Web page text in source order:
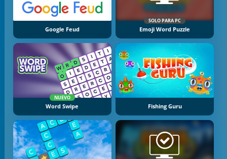
Google Feud
SOLO PARA PC
Emoji Word Puzzle
NUEVO
Word Swipe Fishing Guru